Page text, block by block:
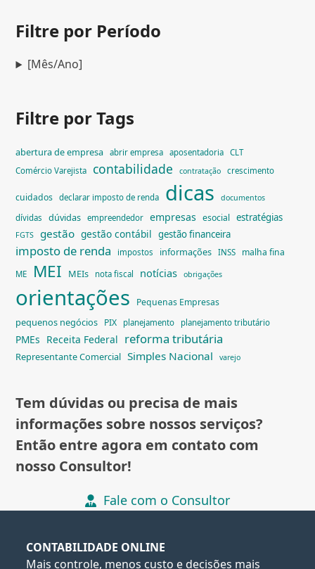
Filtre por Período
[Mês/Ano]
Filtre por Tags
abertura de empresa abrir empresa aposentadoria
CLT
Comércio Varejista
contabilidade contratação crescimento
cuidados declarar imposto de renda dicas documentos
dívidas dúvidas empreendedor empresas esocial estratégias
FGTS gestão gestão contábil gestão financeira
imposto de renda impostos informações INSS malha fina
ME MEI MEIs nota fiscal notícias obrigações
orientações Pequenas Empresas
pequenos negócios PIX planejamento planejamento tributário
PMEs Receita Federal reforma tributária
Representante Comercial Simples Nacional varejo
Tem dúvidas ou precisa de mais
informações sobre nossos serviços?
Então entre agora em contato com
nosso Consultor!
Fale com o Consultor
CONTABILIDADE ONLINE
Mais controle, menos custo e decisões mais